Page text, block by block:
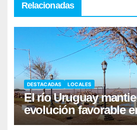
Relacionadas
DESTACADAS LOCALES
El río Uruguay
evolución favorable
los Libres